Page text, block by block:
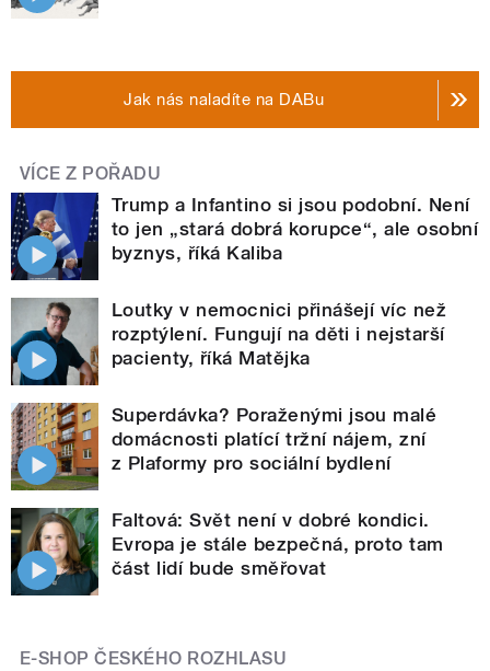
Jak nás naladíte na DABu
VÍCE Z POŘADU
Trump a Infantino si jsou podobní. Není
to jen „stará dobrá korupce“, ale osobní
byznys, říká Kaliba
Loutky v nemocnici přinášejí víc než
rozptýlení. Fungují na děti i nejstarší
pacienty, říká Matějka
Superdávka? Poraženými jsou malé
domácnosti platící tržní nájem, zní
z Plaformy pro sociální bydlení
Faltová: Svět není v dobré kondici.
Evropa je stále bezpečná, proto tam
část lidí bude směřovat
E-SHOP ČESKÉHO ROZHLASU